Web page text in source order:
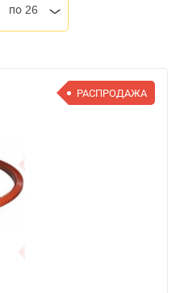
по 26
РАСПРОДАЖА